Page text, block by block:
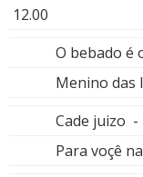
12.00
O bebado é
Menino das
Cade juizo -
Para voçê